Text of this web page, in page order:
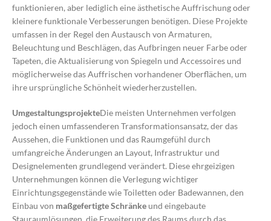
funktionieren, aber lediglich eine ästhetische Auffrischung oder
kleinere funktionale Verbesserungen benötigen. Diese Projekte
umfassen in der Regel den Austausch von Armaturen,
Beleuchtung und Beschlägen, das Aufbringen neuer Farbe oder
Tapeten, die Aktualisierung von Spiegeln und Accessoires und
möglicherweise das Auffrischen vorhandener Oberflächen, um
ihre ursprüngliche Schönheit wiederherzustellen.
UmgestaltungsprojekteDie meisten Unternehmen verfolgen
jedoch einen umfassenderen Transformationsansatz, der das
Aussehen, die Funktionen und das Raumgefühl durch
umfangreiche Änderungen an Layout, Infrastruktur und
Designelementen grundlegend verändert. Diese ehrgeizigen
Unternehmungen können die Verlegung wichtiger
Einrichtungsgegenstände wie Toiletten oder Badewannen, den
Einbau von maßgefertigte Schränke und eingebaute
Stauraumlösungen, die Erweiterung des Raums durch das